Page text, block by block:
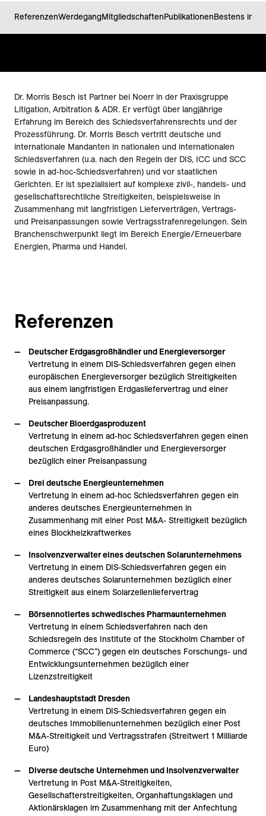
ReferenzenWerdegangMitgliedschaftenPublikationenBestens
Dr. Morris Besch ist Partner bei Noerr in der Praxisgruppe
Litigation, Arbitration & ADR. Er verfügt über langjährige
Erfahrung im Bereich des Schiedsverfahrensrechts und der
Prozessführung. Dr. Morris Besch vertritt deutsche und
internationale Mandanten in nationalen und internationalen
Schiedsverfahren (u.a. nach den Regeln der DIS, ICC und SCC
sowie in ad-hoc-Schiedsverfahren) und vor staatlichen
Gerichten. Er ist spezialisiert auf komplexe zivil-, handels- und
gesellschaftsrechtliche Streitigkeiten, beispielsweise in
Zusammenhang mit langfristigen Lieferverträgen, Vertrags-
und Preisanpassungen sowie Vertragsstrafenregelungen. Sein
Branchenschwerpunkt liegt im Bereich Energie/Erneuerbare
Energien, Pharma und Handel.
Referenzen
Deutscher Erdgasgroßhändler und Energieversorger
Vertretung in einem DIS-Schiedsverfahren gegen einen
europäischen Energieversorger bezüglich Streitigkeiten
aus einem langfristigen Erdgasliefervertrag und einer
Preisanpassung.
Deutscher Bioerdgasproduzent
Vertretung in einem ad-hoc Schiedsverfahren gegen einen
deutschen Erdgasgroßhändler und Energieversorger
bezüglich einer Preisanpassung
Drei deutsche Energieunternehmen
Vertretung in einem ad-hoc Schiedsverfahren gegen ein
anderes deutsches Energieunternehmen in
Zusammenhang mit einer Post M&A- Streitigkeit bezüglich
eines Blockheizkraftwerkes
Insolvenzverwalter eines deutschen Solarunternehmens
Vertretung in einem DIS-Schiedsverfahren gegen ein
anderes deutsches Solarunternehmen bezüglich einer
Streitigkeit aus einem Solarzellenliefervertrag
Börsennotiertes schwedisches Pharmaunternehmen
Vertretung in einem Schiedsverfahren nach den
Schiedsregeln des Institute of the Stockholm Chamber of
Commerce (“SCC”) gegen ein deutsches Forschungs- und
Entwicklungsunternehmen bezüglich einer
Lizenzstreitigkeit
Landeshauptstadt Dresden
Vertretung in einem DIS-Schiedsverfahren gegen ein
deutsches Immobilienunternehmen bezüglich einer Post
M&A-Streitigkeit und Vertragsstrafen (Streitwert 1 Milliarde
Euro)
Diverse deutsche Unternehmen und Insolvenzverwalter
Vertretung in Post M&A-Streitigkeiten,
Gesellschafterstreitigkeiten, Organhaftungsklagen und
Aktionärsklagen im Zusammenhang mit der Anfechtung